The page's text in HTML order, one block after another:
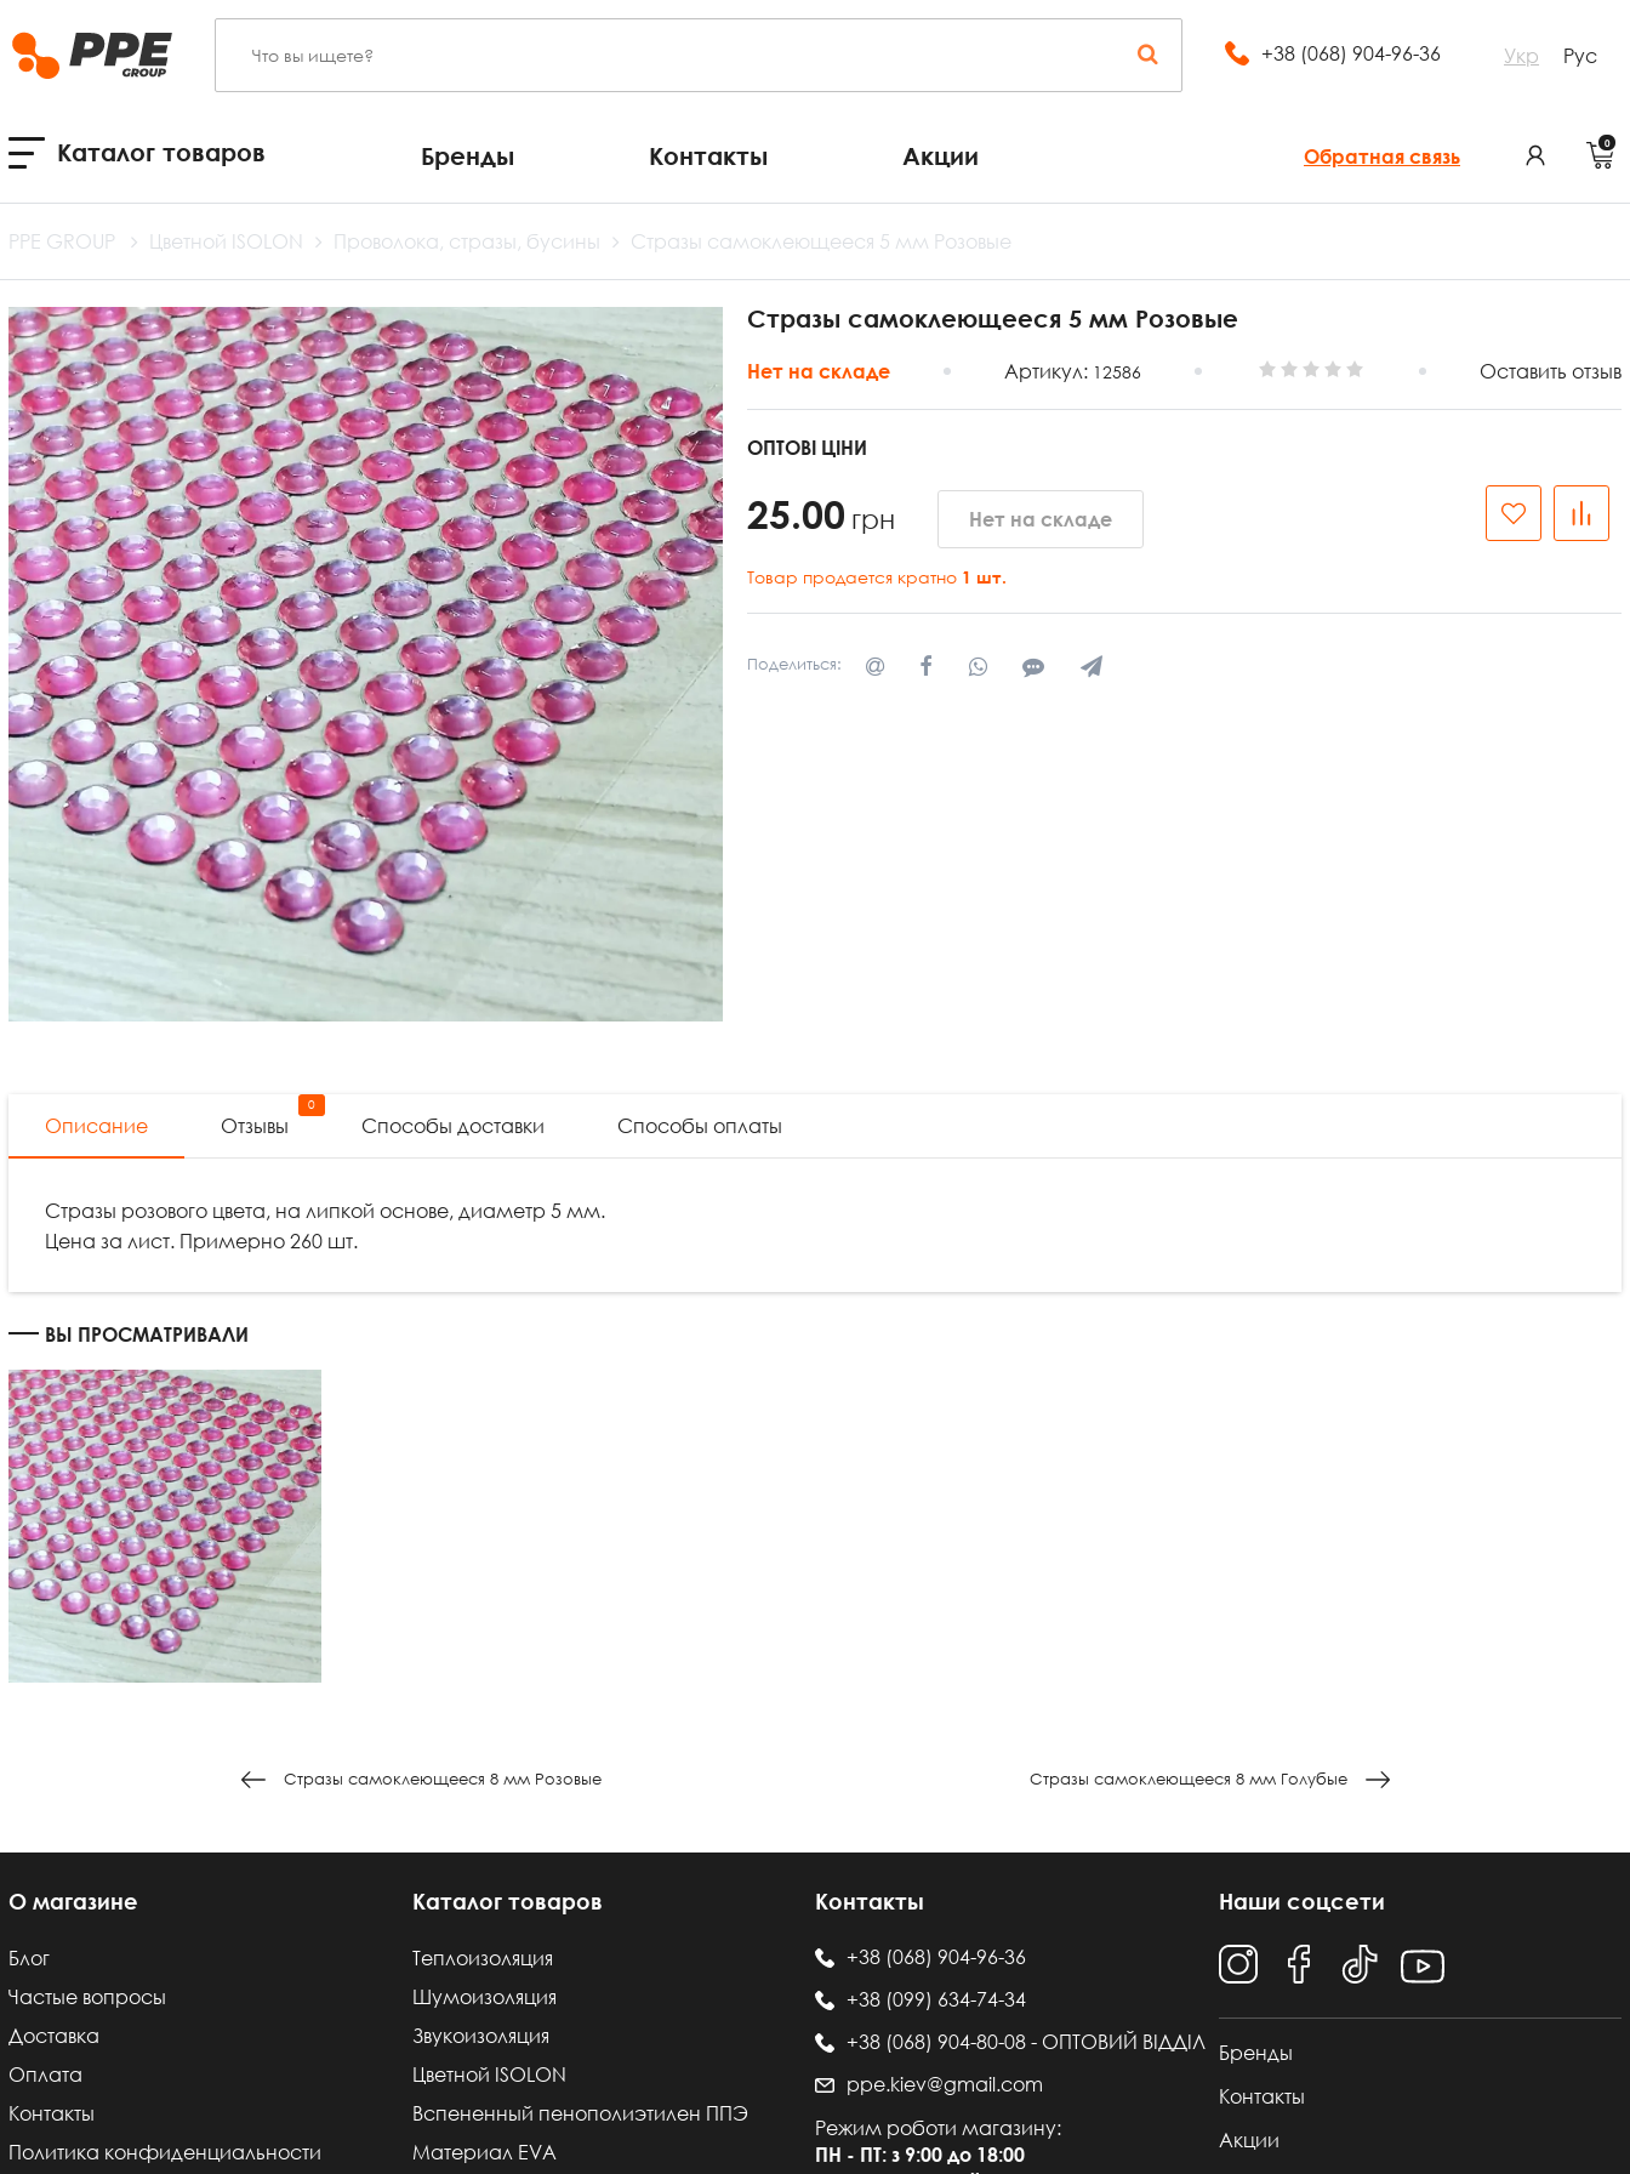
+38 (068) 904-96-36 Укр Рус
Каталог товаров Бренды Контакты Акции Обратная связь
0
PPE GROUP Цветной ISOLON Проволока, стразы, бусины Стразы самоклеющееся 5 мм Розовые
Стразы самоклеющееся 5 мм Розовые
Нет на складе Артикул: 12586 Оставить отзыв
ОПТОВІ ЦІНИ
25.00 грн Нет на складе
Товар продается кратно 1 шт.
Поделиться:
Описание
0
Отзывы Способы доставки Способы оплаты
Стразы розового цвета, на липкой основе, диаметр 5 мм.
Цена за лист. Примерно 260 шт.
ВЫ ПРОСМАТРИВАЛИ
Стразы самоклеющееся 8 мм Розовые Стразы самоклеющееся 8 мм Голубые
О магазине
Блог
Частые вопросы
Доставка
Оплата
Контакты
Политика конфиденциальности
Каталог товаров
Теплоизоляция
Шумоизоляция
Звукоизоляция
Цветной ISOLON
Вспененный пенополиэтилен ППЭ
Материал EVA
Контакты
+38 (068) 904-96-36
+38 (099) 634-74-34
+38 (068) 904-80-08 - ОПТОВИЙ ВІДДІЛ
ppe.kiev@gmail.com
Режим роботи магазину:
ПН - ПТ: з 9:00 до 18:00
Наши соцсети
Бренды
Контакты
Акции